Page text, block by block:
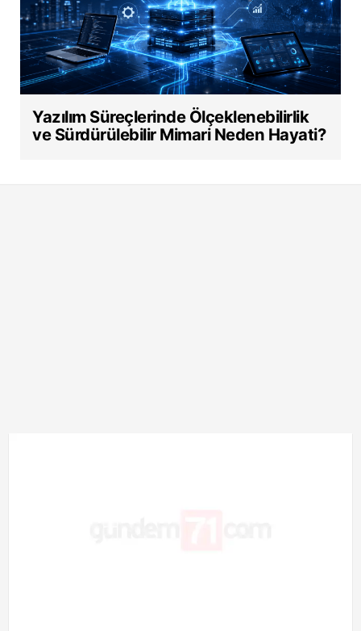
Yazılım Süreçlerinde Ölçeklenebilirlik
ve Sürdürülebilir Mimari Neden Hayati?